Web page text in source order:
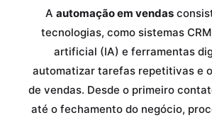
A automação em vendas
tecnologias, como sistemas
artificial (IA) e ferramentas
automatizar tarefas repetitivas e
de vendas. Desde o primeiro
até o fechamento do negócio,